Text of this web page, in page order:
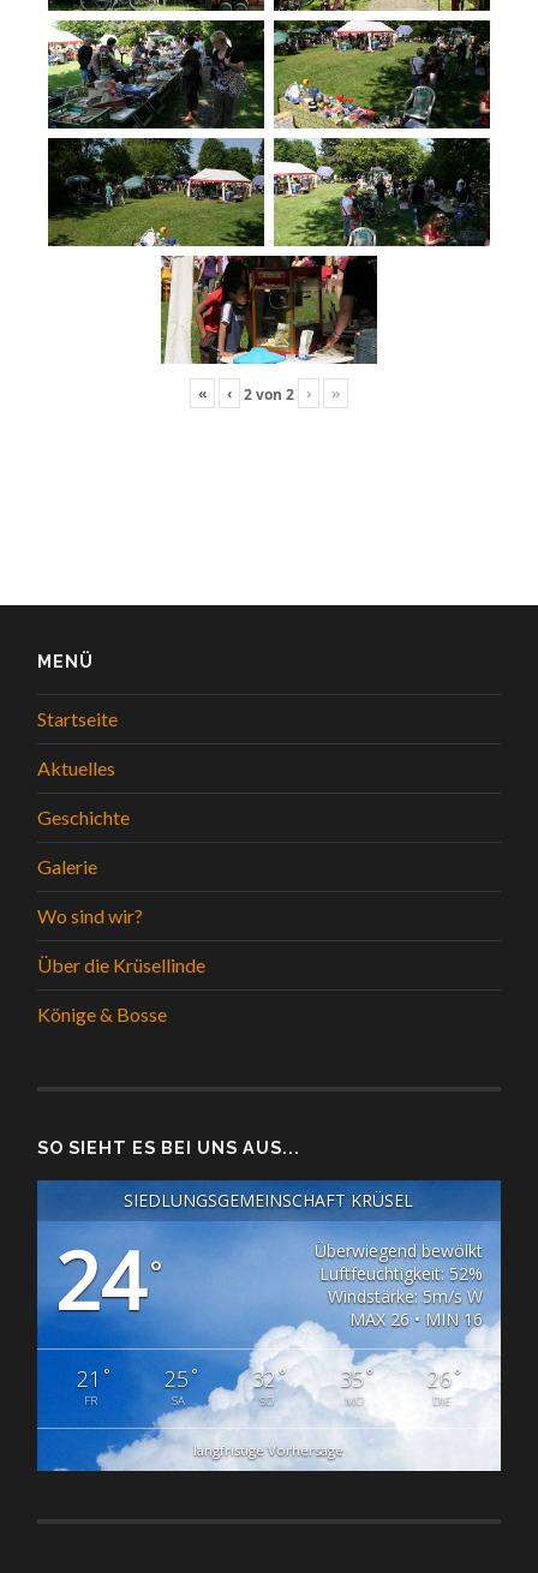
« ‹ 2von 2 › »
MENÜ
Startseite
Aktuelles
Geschichte
Galerie
Wo sind wir?
Über die Krüsellinde
Könige & Bosse
SO SIEHT ES BEI UNS AUS...
SIEDLUNGSGEMEINSCHAFT KRÜSEL
24°
Überwiegend bewölkt
Luftfeuchtigkeit: 52%
Windstärke: 5m/s W
MAX 26 • MIN 16
21 °
FR
25°
SA
32°
SO
35°
MO
26°
DIE
langfristige Vorhersage